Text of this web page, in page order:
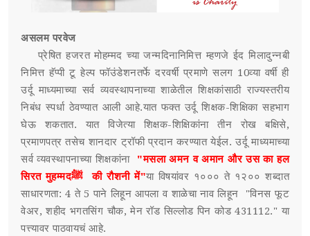
असलम परवेज
प्रेषित हजरत मोहम्मद च्या जन्मदिनानिमित्त म्हणजे ईद मिलादुन्नबी
निमित्त हॅप्पी टू हेल्प फॉउंडेशनतर्फे दरवर्षी प्रमाणे सलग 10व्या वर्षी ही
उर्दू माध्यमाच्या सर्व व्यवस्थापनाच्या शाळेतील शिक्षकांसाठी राज्यस्तरीय
निबंध स्पर्धा ठेवण्यात आली आहे.यात फक्त उर्दू शिक्षक-शिक्षिका सहभाग
घेऊ शकतात. यात विजेत्या शिक्षक-शिक्षिकांना तीन रोख बक्षिसे,
प्रमाणपत्र तसेच शानदार ट्रॉफी प्रदान करण्यात येईल. उर्दू माध्यमाच्या
सर्व व्यवस्थापनाच्या शिक्षकांना
"मसला अमन व अमान और उस का हल
सिरत मुहम्मदﷺ की रौशनी में"या विषयांवर १००० ते १२०० शब्दात
साधारणता: 4 ते 5 पाने लिहून आपला व शाळेचा नाव लिहून "विनस फूट
वेअर, शहीद भगतसिंग चौक, मेन रॉड सिल्लोड पिन कोड 431112." या
पत्त्यावर पाठवायचं आहे.